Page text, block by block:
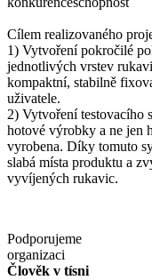
Cílem realizovaného
1) Vytvoření pokročilé
jednotlivých vrstev
kompaktní, stabilně
uživatele.
2) Vytvoření testovacího
hotové výrobky a ne jen
vyrobena. Díky tomuto
slabá místa produktu a
vyvíjených rukavic.
Podporujeme
organizaci
Člověk v tísni